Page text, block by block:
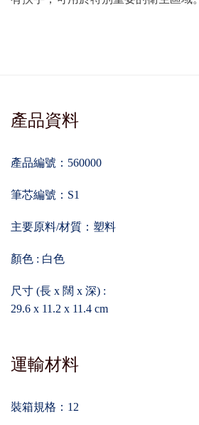
產品資料
產品編號：560000
筆芯編號：S1
主要原料/材質：塑料
顏色 : 白色
尺寸 (長 x 闊 x 深) :
29.6 x 11.2 x 11.4 cm
運輸材料
裝箱規格：12